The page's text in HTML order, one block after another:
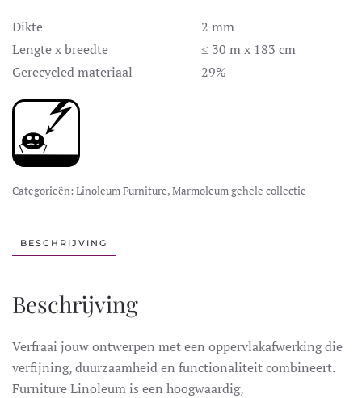
Dikte
2 mm
Lengte x breedte
≤ 30 m x 183 cm
Gerecycled materiaal
29%
Categorieën: Linoleum Furniture,Marmoleum gehele collectie
BESCHRIJVING
Beschrijving
Verfraai jouw ontwerpen met een oppervlakafwerking die
verfijning, duurzaamheid en functionaliteit combineert.
Furniture Linoleum is een hoogwaardig,